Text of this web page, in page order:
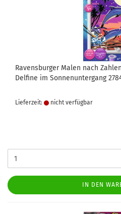
Ravensburger Malen nach
Delfine im Sonnenuntergang
Lieferzeit: nicht verfügbar
IN DEN